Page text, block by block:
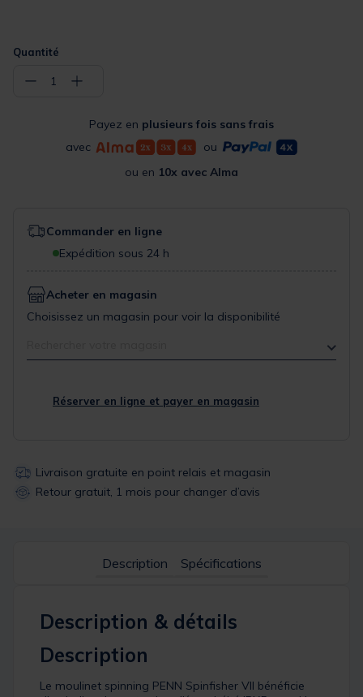
Quantité
− 1 +
Payez en plusieurs fois sans frais
avec
ou
ou en 10x avec Alma
Commander en ligne
Expédition sous 24 h
Acheter en magasin
Choisissez un magasin pour voir la disponibilité
Réserver en ligne et payer en magasin
Livraison gratuite en point relais et magasin
Retour gratuit, 1 mois pour changer d’avis
Description Spécifications
Description & détails
Description
Le moulinet spinning PENN Spinfisher VII bénéficie